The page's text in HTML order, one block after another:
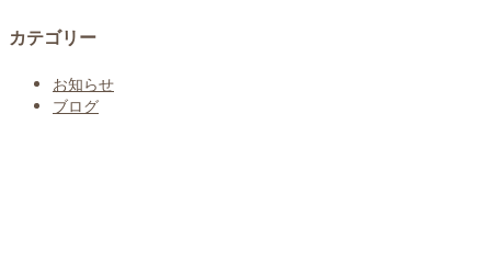
カテゴリー
お知らせ
ブログ